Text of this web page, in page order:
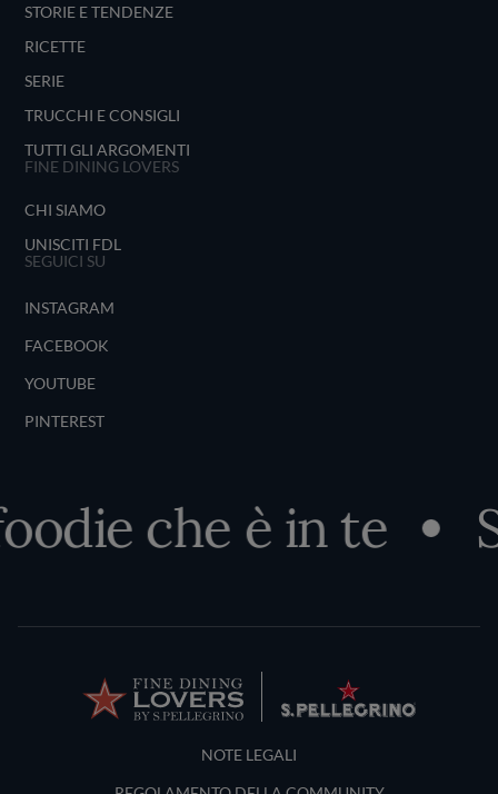
STORIE E TENDENZE
RICETTE
SERIE
TRUCCHI E CONSIGLI
TUTTI GLI ARGOMENTI
FINE DINING LOVERS
CHI SIAMO
UNISCITI FDL
SEGUICI SU
INSTAGRAM
FACEBOOK
YOUTUBE
PINTEREST
che è in te
Terms and Conditions
NOTE LEGALI